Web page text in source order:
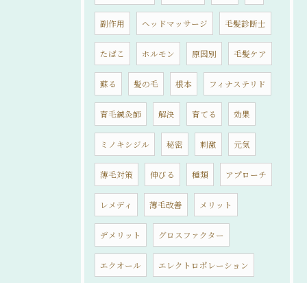
副作用 ヘッドマッサージ 毛髪診断士
たばこ ホルモン 原因別 毛髪ケア
蘇る 髪の毛 根本 フィナステリド
育毛鍼灸師 解決 育てる 効果
ミノキシジル 秘密 刺激 元気
薄毛対策 伸びる 種類 アプローチ
レメディ 薄毛改善 メリット
デメリット グロスファクター
エクオール エレクトロポレーション